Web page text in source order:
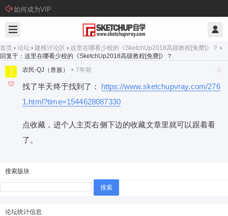
如何成为VIP
首页 › 论坛 › 建模讨论区 › 这里在哪看少校的《SketchUp2018高级教程[免费]》？ ›
回复于：这里在哪看少校的《SketchUp2018高级教程[免费]》？
农民-QJ（兽族）
• 7年前 1
找了半天终于找到了：
https://www.sketchupvray.com/276
1.html?time=1544628087330
点收藏，进个人主页右侧下边的收藏文章里就可以跟着看
了。
搜索版块
搜
索：
论坛统计信息